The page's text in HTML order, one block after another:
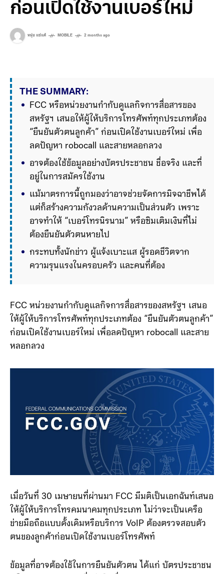
ก่อนเปิดใช้งานเบอร์ใหม่
หนุ่ย แซ่แต้ MOBILE 2 months ago
THE SUMMARY:
FCC หรือหน่วยงานกำกับดูแลกิจการสื่อสารของ
สหรัฐฯ เสนอให้ผู้ให้บริการโทรศัพท์ทุกประเภทต้อง
“ยืนยันตัวตนลูกค้า” ก่อนเปิดใช้งานเบอร์ใหม่ เพื่อ
ลดปัญหา robocall และสายหลอกลวง
อาจต้องใช้ข้อมูลอย่างบัตรประชาชน ชื่อจริง และที่
อยู่ในการสมัครใช้งาน
แม้มาตรการนี้ถูกมองว่าอาจช่วยจัดการมิจฉาชีพได้
แต่ก็สร้างความกังวลด้านความเป็นส่วนตัว เพราะ
อาจทำให้ “เบอร์โทรนิรนาม” หรือซิมเติมเงินที่ไม่
ต้องยืนยันตัวตนหายไป
กระทบทั้งนักข่าว ผู้แจ้งเบาะแส ผู้รอดชีวิตจาก
ความรุนแรงในครอบครัว และคนที่ต้องการปกป้อง
FCC หน่วยงานกำกับดูแลกิจการสื่อสารของสหรัฐฯ เสนอ
ให้ผู้ให้บริการโทรศัพท์ทุกประเภทต้อง “ยืนยันตัวตนลูกค้า”
ก่อนเปิดใช้งานเบอร์ใหม่ เพื่อลดปัญหา robocall และสาย
เมื่อวันที่ 30 เมษายนที่ผ่านมา FCC มีมติเป็นเอกฉันท์เสนอ
ให้ผู้ให้บริการโทรคมนาคมทุกประเภท ไม่ว่าจะเป็นเครือ
ข่ายมือถือแบบดั้งเดิมหรือบริการ VoIP ต้องตรวจสอบตัว